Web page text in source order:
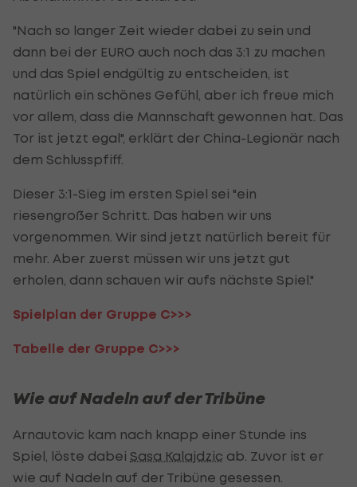
"Nach so langer Zeit wieder dabei zu sein und
dann bei der EURO auch noch das 3:1 zu machen
und das Spiel endgültig zu entscheiden, ist
natürlich ein schönes Gefühl, aber ich freue mich
vor allem, dass die Mannschaft gewonnen hat. Das
Tor ist jetzt egal", erklärt der China-Legionär nach
dem Schlusspfiff.
Dieser 3:1-Sieg im ersten Spiel sei "ein
riesengroßer Schritt. Das haben wir uns
vorgenommen. Wir sind jetzt natürlich bereit für
mehr. Aber zuerst müssen wir uns jetzt gut
erholen, dann schauen wir aufs nächste Spiel."
Spielplan der Gruppe C>>>
Tabelle der Gruppe C>>>
Wie auf Nadeln auf der Tribüne
Arnautovic kam nach knapp einer Stunde ins
Spiel, löste dabei Sasa Kalajdzic ab. Zuvor ist er
wie auf Nadeln auf der Tribüne gesessen.